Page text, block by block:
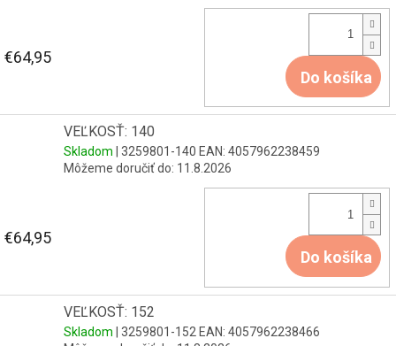
€64,95
Do košíka
VEĽKOSŤ: 140
Skladom | 3259801-140 EAN: 4057962238459
Môžeme doručiť do: 11.8.2026
€64,95
Do košíka
VEĽKOSŤ: 152
Skladom | 3259801-152 EAN: 4057962238466